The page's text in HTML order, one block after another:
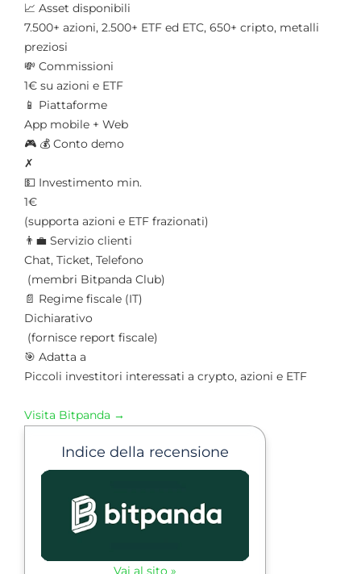
📈 Asset disponibili
7.500+ azioni, 2.500+ ETF ed ETC, 650+ cripto, metalli
preziosi
💸 Commissioni
1€ su azioni e ETF
📱 Piattaforme
App mobile + Web
🎮 💰 Conto demo
✗
💵 Investimento min.
1€
(supporta azioni e ETF frazionati)
👨‍💼 Servizio clienti
Chat, Ticket, Telefono
(membri Bitpanda Club)
📄 Regime fiscale (IT)
Dichiarativo
(fornisce report fiscale)
🎯 Adatta a
Piccoli investitori interessati a crypto, azioni e ETF
Visita Bitpanda →
Indice della recensione
Vai al sito »